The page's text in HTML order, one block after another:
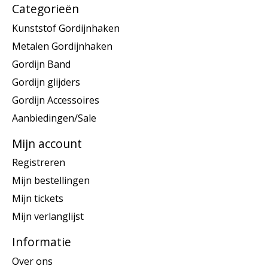
Categorieën
Kunststof Gordijnhaken
Metalen Gordijnhaken
Gordijn Band
Gordijn glijders
Gordijn Accessoires
Aanbiedingen/Sale
Mijn account
Registreren
Mijn bestellingen
Mijn tickets
Mijn verlanglijst
Informatie
Over ons